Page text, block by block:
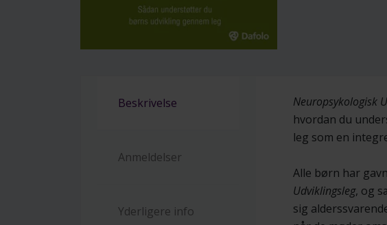
Beskrivelse
Anmeldelser
Yderligere info
Neuropsykologisk
hvordan du
leg som en
Alle børn har
Udviklingsleg, og
sig